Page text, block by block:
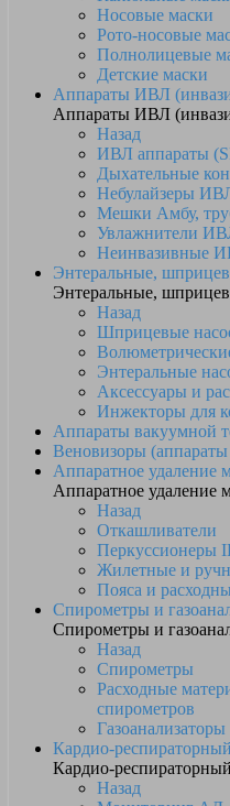
Носовые маски
Рото-носовые
Полнолицевые
Детские маски
Аппараты ИВЛ
Аппараты ИВЛ
Назад
ИВЛ аппараты
Дыхательные
Небулайзеры
Мешки Амбу,
Увлажнители
Неинвазивные
Энтеральные,
Энтеральные,
Назад
Шприцевые
Энтеральные
Аксессуары и
Инжекторы для
Аппараты вакуумной
Веновизоры
Аппаратное удаление
Аппаратное удаление
Назад
Откашливатели
Перкуссионеры
Жилетные и
Пояса и
Спирометры и
Спирометры и
Назад
Спирометры
Расходные
спирометров
Газоанализаторы
Кардио-
Кардио-
Назад